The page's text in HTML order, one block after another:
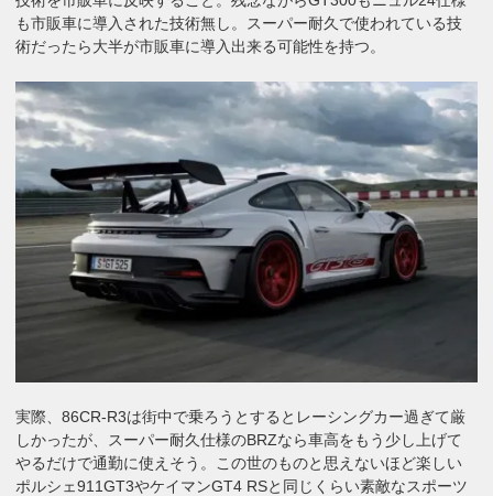
も市販車に導入された技術無し。スーパー耐久で使われている技
術だったら大半が市販車に導入出来る可能性を持つ。
実際、86CR-R3は街中で乗ろうとするとレーシングカー過ぎて厳
しかったが、スーパー耐久仕様のBRZなら車高をもう少し上げて
やるだけで通勤に使えそう。この世のものと思えないほど楽しい
ポルシェ911GT3やケイマンGT4 RSと同じくらい素敵なスポーツ